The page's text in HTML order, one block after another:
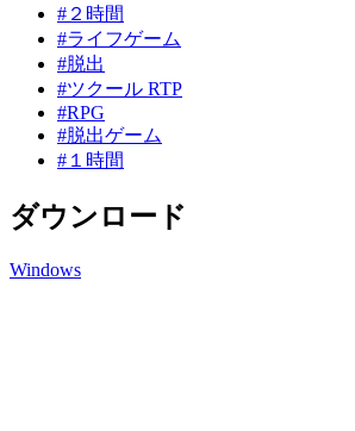
#２時間
#ライフゲーム
#脱出
#ツクール RTP
#RPG
#脱出ゲーム
#１時間
ダウンロード
Windows